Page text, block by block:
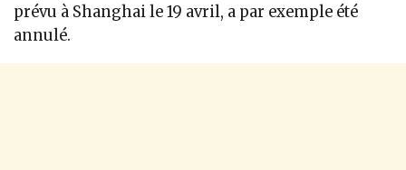
prévu à Shanghai le 19 avril, a par exemple été
annulé.